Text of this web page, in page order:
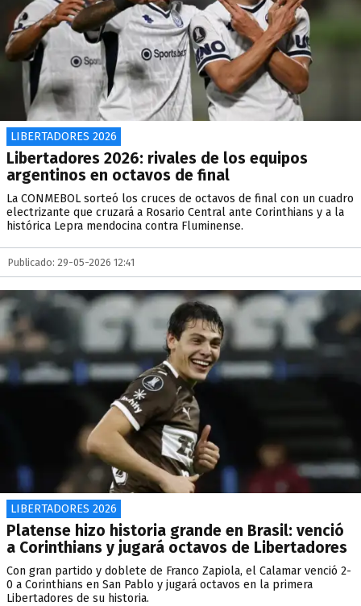
LIBERTADORES 2026
Libertadores 2026: rivales de los equipos
argentinos en octavos de final
La CONMEBOL sorteó los cruces de octavos de final con un cuadro
electrizante que cruzará a Rosario Central ante Corinthians y a la
histórica Lepra mendocina contra Fluminense.
Publicado: 29-05-2026 12:41
LIBERTADORES 2026
Platense hizo historia grande en Brasil: venció
a Corinthians y jugará octavos de Libertadores
Con gran partido y doblete de Franco Zapiola, el Calamar venció 2-
0 a Corinthians en San Pablo y jugará octavos en la primera
Libertadores de su historia.